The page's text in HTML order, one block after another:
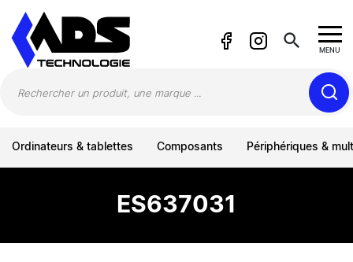
search MENU
Ordinateurs & tablettes Composants Périphériques &
ES637031